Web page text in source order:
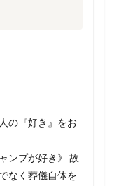
の『好き』をお
ンプが好き》 故
なく葬儀自体を